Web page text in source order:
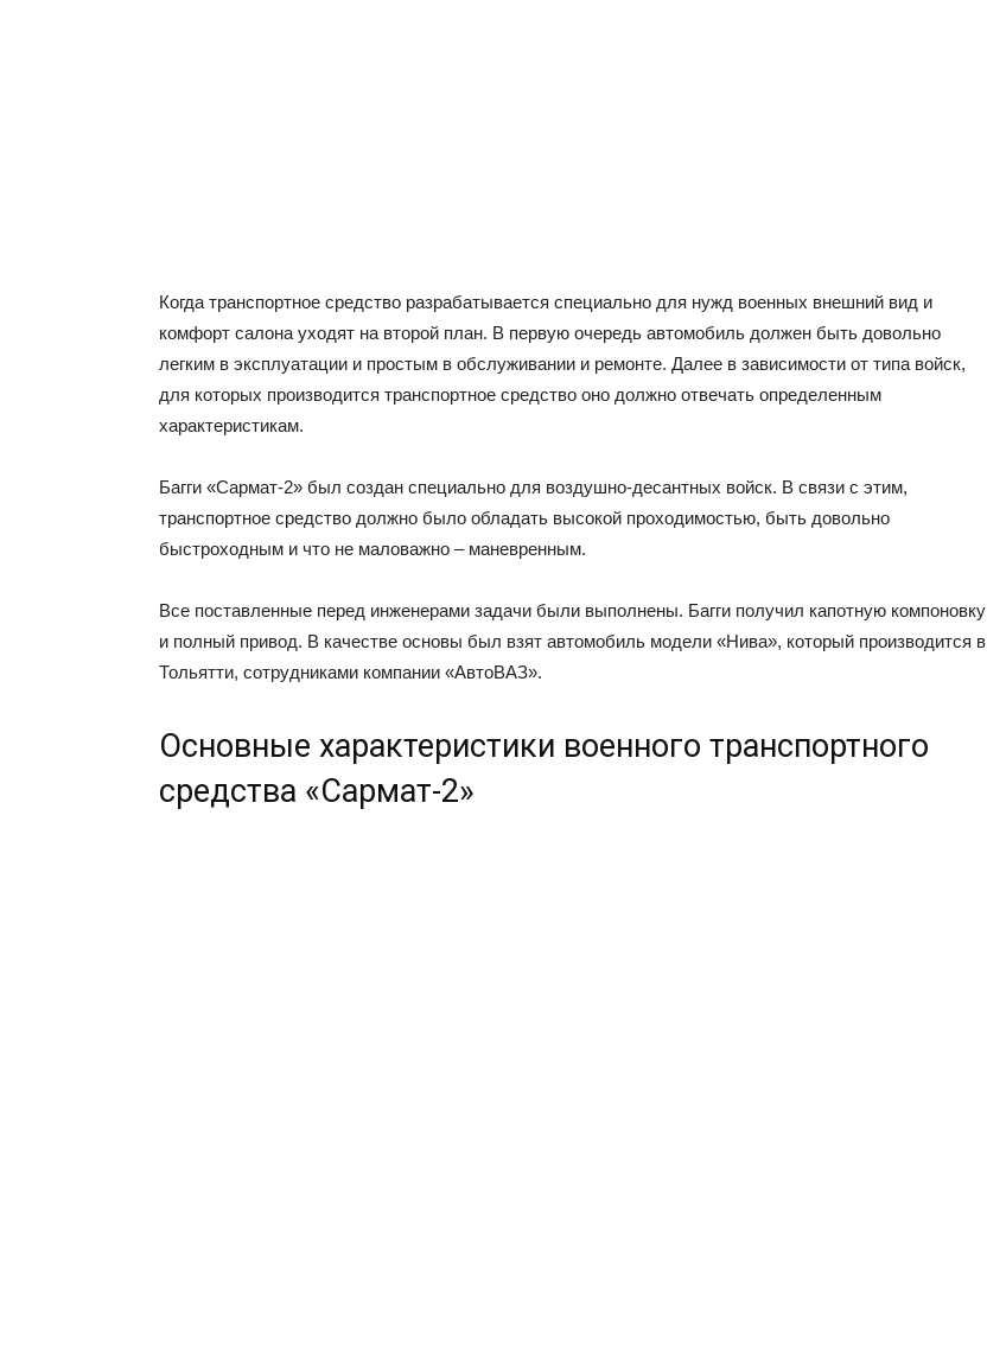
Когда транспортное средство разрабатывается специально для нужд военных внешний вид и
комфорт салона уходят на второй план. В первую очередь автомобиль должен быть довольно
легким в эксплуатации и простым в обслуживании и ремонте. Далее в зависимости от типа войск,
для которых производится транспортное средство оно должно отвечать определенным
характеристикам.
Багги «Сармат-2» был создан специально для воздушно-десантных войск. В связи с этим,
транспортное средство должно было обладать высокой проходимостью, быть довольно
быстроходным и что не маловажно – маневренным.
Все поставленные перед инженерами задачи были выполнены. Багги получил капотную компоновку
и полный привод. В качестве основы был взят автомобиль модели «Нива», который производится в
Тольятти, сотрудниками компании «АвтоВАЗ».
Основные характеристики военного транспортного
средства «Сармат-2»